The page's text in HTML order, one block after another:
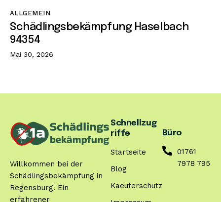
ALLGEMEIN
Schädlingsbekämpfung Haselbach
94354
Mai 30, 2026
Willkommen bei der
Schädlingsbekämpfung in
Regensburg. Ein
erfahrener
Schnellzug
riffe
Startseite
Blog
Kaeuferschutz
Büro
01761
7978 795